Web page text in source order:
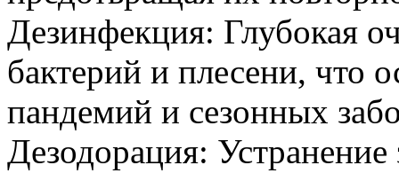
Дезинфекция: Глубокая
бактерий и плесени, что
пандемий и сезонных
Дезодорация: